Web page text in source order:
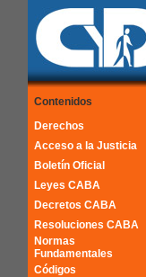
Contenidos
Derechos
Acceso a la Justicia
Boletín Oficial
Leyes CABA
Decretos CABA
Resoluciones CABA
Normas
Fundamentales
Códigos